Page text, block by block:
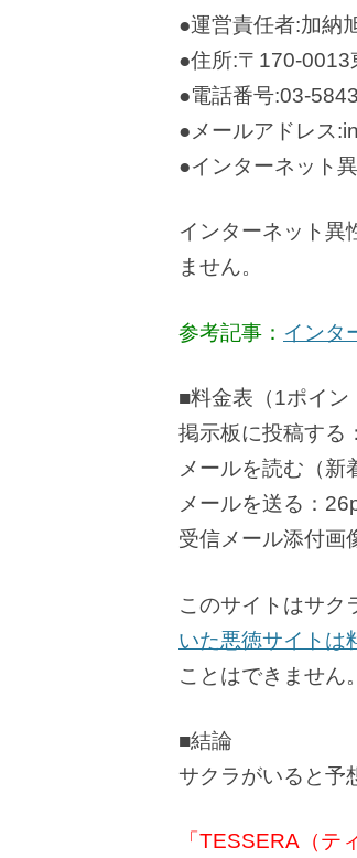
●運営責任者:加納
●住所:〒170-
●電話番号:03-
●メールアドレス
●インターネット
インターネット異
ません。
参考記事： インタ
■料金表（1ポイン
掲示板に投稿する
メールを読む（新
メールを送る：
受信メール添付画
このサイトはサク
いた悪徳サイトは
ことはできません
■結論
サクラがいると予
「TESSERA（テ